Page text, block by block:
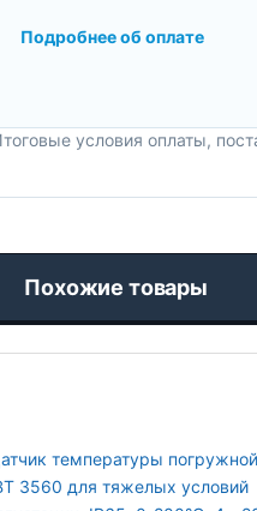
Подробнее об оплате
условия оплаты,
Похожие товары